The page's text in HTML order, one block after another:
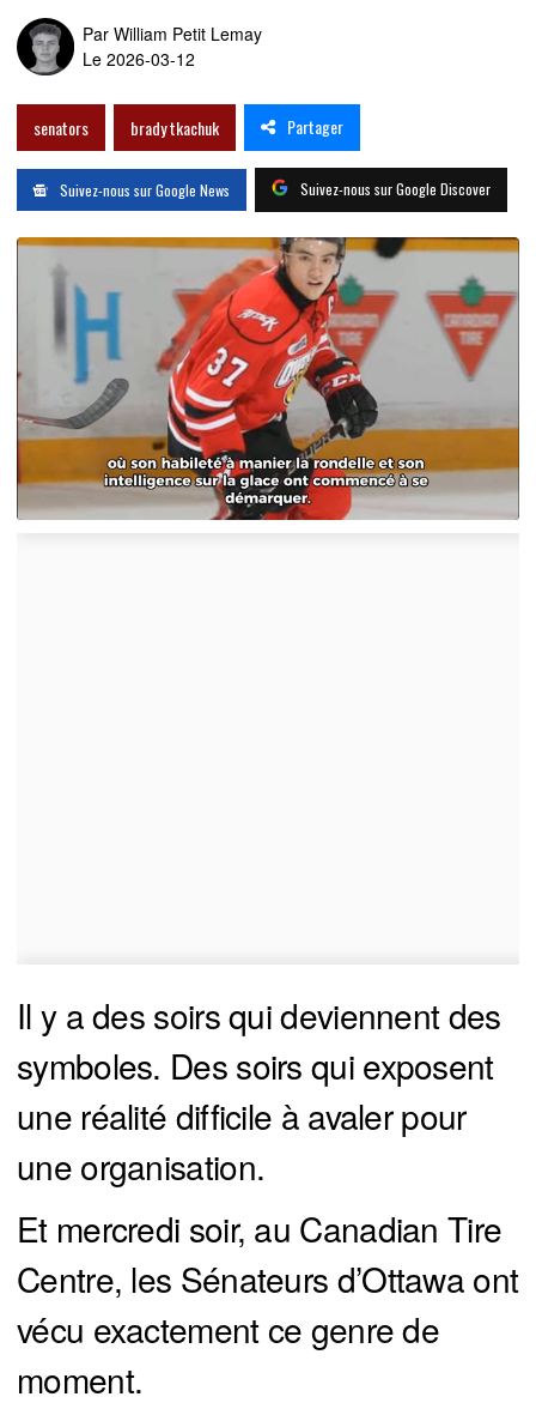
Par William Petit Lemay
Le 2026-03-12
senators brady tkachuk Partager
Suivez-nous sur Google News Suivez-nous sur Google Discover
Il y a des soirs qui deviennent des
symboles. Des soirs qui exposent
une réalité difficile à avaler pour
une organisation.
Et mercredi soir, au Canadian Tire
Centre, les Sénateurs d’Ottawa ont
vécu exactement ce genre de
moment.